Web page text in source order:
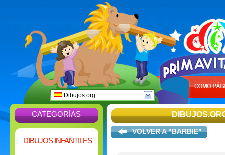
Dibujos.org
CATEGORÍAS
DIBUJOS INFANTILES
VOLVER A "BARBIE"